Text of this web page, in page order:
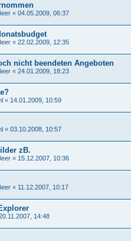
« 04.05.2009, 06:37
« 22.02.2009, 12:35
nicht beendeten Angeboten
« 24.01.2009, 18:23
« 14.01.2009, 10:59
« 03.10.2008, 10:57
zB.
« 15.12.2007, 10:36
« 11.12.2007, 10:17
14:48